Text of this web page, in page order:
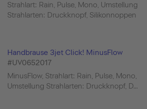
Strahlart: Rain, Pulse, Mono, Umstellung
Strahlarten: Druckknopf, Silikonnoppen
Handbrause 3jet Click! MinusFlow
#UV0652017
MinusFlow, Strahlart: Rain, Pulse, Mono,
Umstellung Strahlarten: Druckknopf, D...